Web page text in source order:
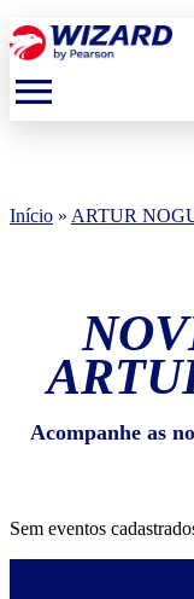
menu
Início » ARTUR
Acompanhe as
Sem eventos